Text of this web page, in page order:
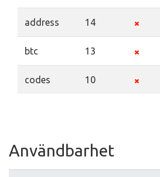
address 14
btc 13
codes 10
Användbarhet